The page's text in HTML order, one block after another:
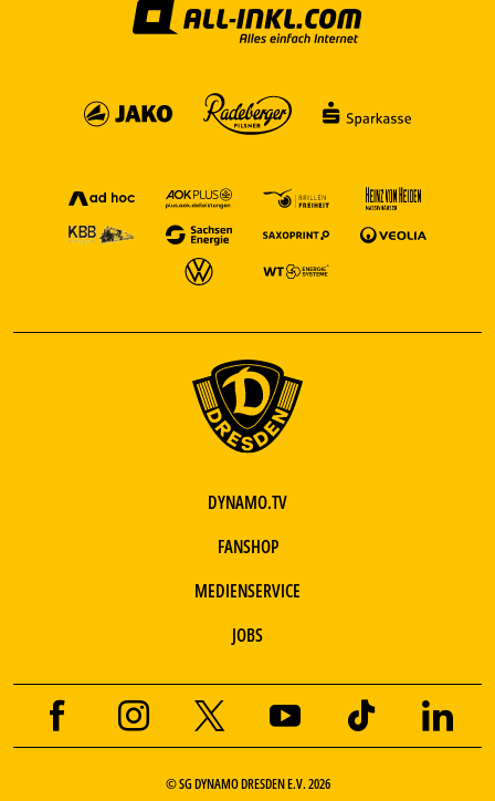
DYNAMO.TV
FANSHOP
MEDIENSERVICE
JOBS
© SG DYNAMO DRESDEN E.V. 2026